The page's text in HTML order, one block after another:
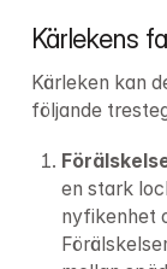
Kärlekens
Kärleken kan
följande
en stark
nyfikenhet